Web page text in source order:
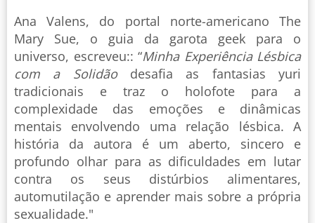
Ana Valens, do portal norte-americano The
Mary Sue, o guia da garota geek para o
universo, escreveu:: “Minha Experiência Lésbica
com a Solidãodesafia as fantasias yuri
tradicionais e traz o holofote para a
complexidade das emoções e dinâmicas
mentais envolvendo uma relação lésbica. A
história da autora é um aberto, sincero e
profundo olhar para as dificuldades em lutar
contra os seus distúrbios alimentares,
automutilação e aprender mais sobre a própria
sexualidade."